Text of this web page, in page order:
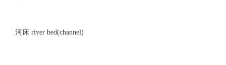
河床 river bed(channel)